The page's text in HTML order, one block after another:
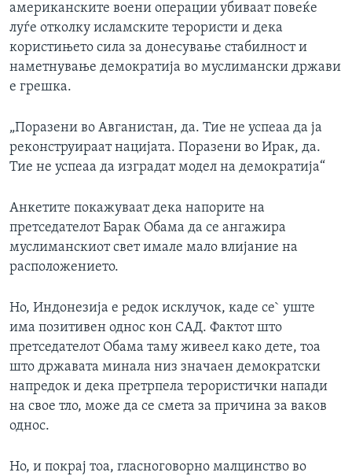
американските воени операции убиваат повеќе
луѓе отколку исламските терористи и дека
користињето сила за донесување стабилност и
наметнување демократија во муслимански држави
е грешка.
„Поразени во Авганистан, да. Тие не успеаа да ја
реконструираат нацијата. Поразени во Ирак, да.
Тие не успеаа да изградат модел на демократија“
Анкетите покажуваат дека напорите на
претседателот Барак Обама да се ангажира
муслиманскиот свет имале мало влијание на
расположението.
Но, Индонезија е редок исклучок, каде се` уште
има позитивен однос кон САД. Фактот што
претседателот Обама таму живеел како дете, тоа
што државата минала низ значаен демократски
напредок и дека претрпела терористички напади
на свое тло, може да се смета за причина за ваков
однос.
Но, и покрај тоа, гласноговорно малцинство во